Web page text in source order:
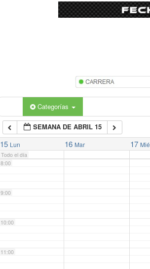
Categorías
SEMANA DE ABRIL 15
15 Lun 16 Mar 17 Mié
Todo el día
7:00
8:00
9:00
10:00
11:00